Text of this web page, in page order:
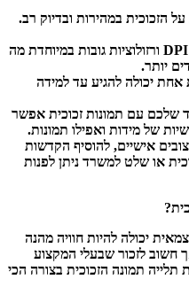
הזכוכית במהירות ובדיוק רב.
איכות ההדפסה יכולה להגיע עד 2000 DPI ורזולוציות גובות במיוחדת מה
יותר.
יכולה להגיע עד למידה
עם תמונות זכוכית אפשר
של מידות ואפילו תמונות.
אישיים, להוסיף הקדשות
או שלט למשרד ניתן לפנות
יכולה להיות חוויה מהנה
חשוב לזכור שבעלי המקצוע
תמונה הזכוכית בצורה הכי